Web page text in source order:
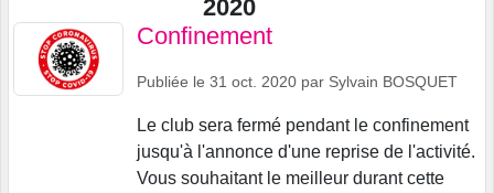
2020
Confinement
Publiée le 31 oct. 2020 par Sylvain BOSQUET
Le club sera fermé pendant le confinement
jusqu'à l'annonce d'une reprise de l'activité.
Vous souhaitant le meilleur durant cette